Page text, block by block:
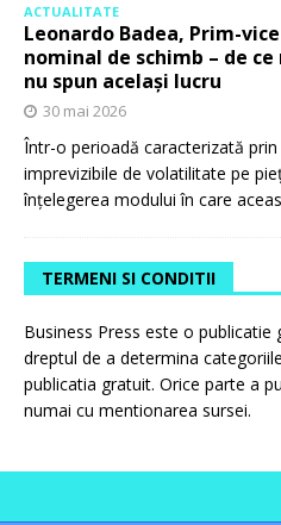
ACTUALITATE
Leonardo Badea, Prim-
nominal de schimb – de
nu spun același lucru
30 mai 2026
Într-o perioadă caracterizată
imprevizibile de volatilitate pe
înțelegerea modului în care
TERMENI SI CONDITII
Business Press este o publicatie
dreptul de a determina
publicatia gratuit. Orice parte a
numai cu mentionarea sursei.